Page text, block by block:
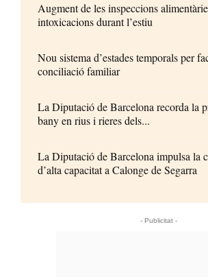
Augment de les inspeccions
intoxicacions durant l’estiu
Nou sistema d’estades temporals per
conciliació familiar
La Diputació de Barcelona recorda la
bany en rius i rieres dels...
La Diputació de Barcelona impulsa la
d’alta capacitat a Calonge de Segarra
- Publicitat -